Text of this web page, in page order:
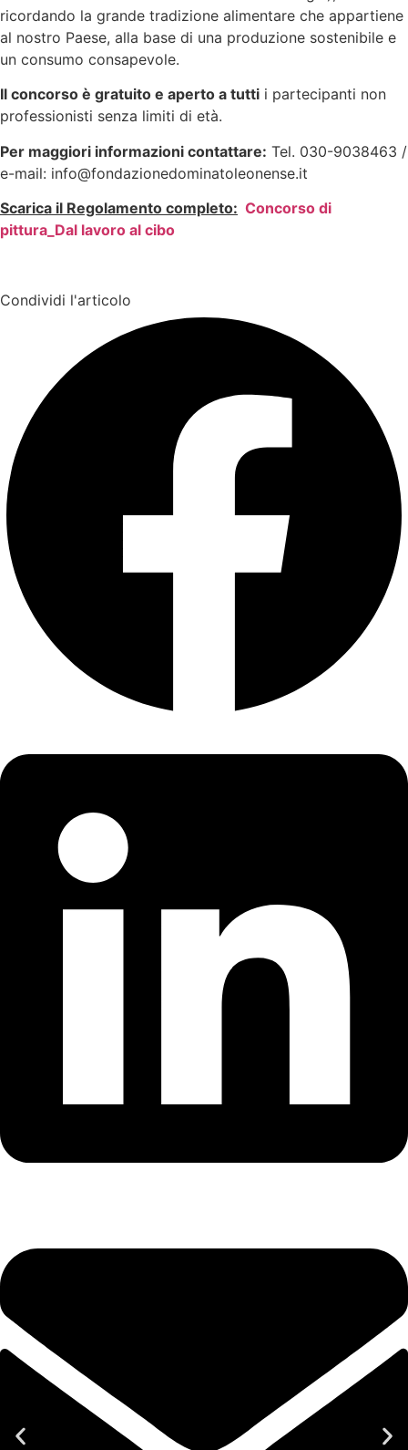
ricordando la grande tradizione alimentare che appartiene
al nostro Paese, alla base di una produzione sostenibile e
un consumo consapevole.
Il concorso è gratuito e aperto a tutti i partecipanti non
professionisti senza limiti di età.
Per maggiori informazioni contattare: Tel. 030-9038463 /
e-mail: info@fondazionedominatoleonense.it
Scarica il Regolamento completo: Concorso di
pittura_Dal lavoro al cibo
Condividi l'articolo